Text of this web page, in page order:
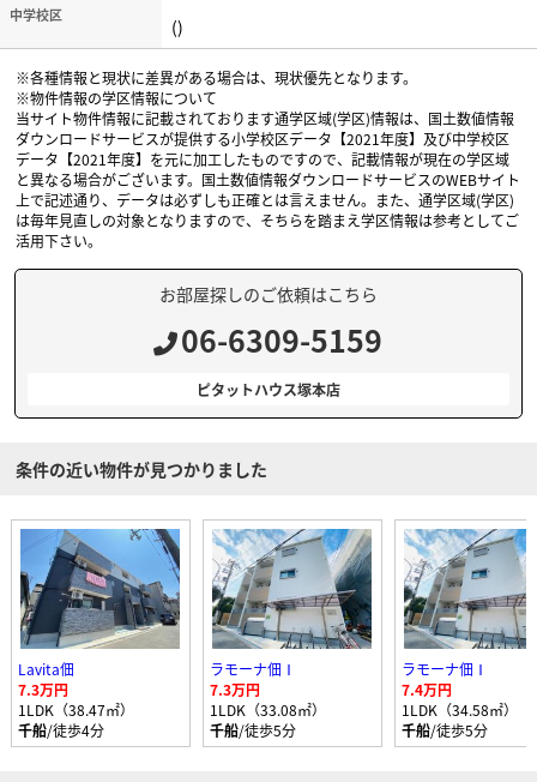
中学校区 ()
※各種情報と現状に差異がある場合は、現状優先となります。
※物件情報の学区情報について
当サイト物件情報に記載されております通学区域(学区)情報は、国土数値情報
ダウンロードサービスが提供する小学校区データ【2021年度】及び中学校区
データ【2021年度】を元に加工したものですので、記載情報が現在の学区域
と異なる場合がございます。国土数値情報ダウンロードサービスのWEBサイト
上で記述通り、データは必ずしも正確とは言えません。また、通学区域(学区)
は毎年見直しの対象となりますので、そちらを踏まえ学区情報は参考としてご
活用下さい。
お部屋探しのご依頼はこちら
06-6309-5159
ピタットハウス塚本店
条件の近い物件が見つかりました
Lavita佃
7.3万円
1LDK（38.47㎡）
千船/徒歩4分
ラモーナ佃Ⅰ
7.3万円
1LDK（33.08㎡）
千船/徒歩5分
ラモーナ佃Ⅰ
7.4万円
1LDK（34.58㎡）
千船/徒歩5分